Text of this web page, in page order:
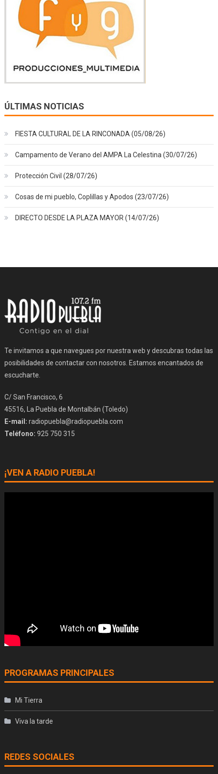
ÚLTIMAS NOTICIAS
FIESTA CULTURAL DE LA RINCONADA (05/08/26)
Campamento de Verano del AMPA La Celestina (30/07/26)
Protección Civil (28/07/26)
Cosas de mi pueblo, Coplillas y Apodos (23/07/26)
DIRECTO DESDE LA PLAZA MAYOR (14/07/26)
Te invitamos a que navegues por nuestra web y descubras todas las
posibilidades de contactar con nosotros. Estamos encantados de
escucharte.
C/ San Francisco, 6
45516, La Puebla de Montalbán (Toledo)
E-mail: radiopuebla@radiopuebla.com
Teléfono: 925 750 315
¡VEN A RADIO PUEBLA!
PROGRAMAS PRINCIPALES
Mi Tierra
Viva la tarde
REDES SOCIALES